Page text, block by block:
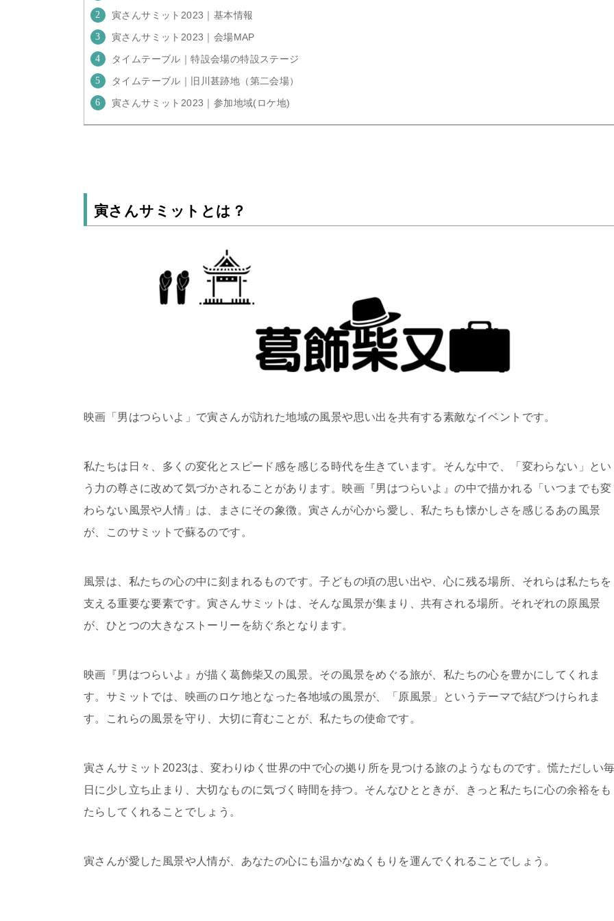
寅さんサミット2023｜基本情報
寅さんサミット2023｜会場MAP
タイムテーブル｜特設会場の特設ステージ
タイムテーブル｜旧川甚跡地（第二会場）
寅さんサミット2023｜参加地域(ロケ地)
寅さんサミットとは？
映画「男はつらいよ」で寅さんが訪れた地域の風景や思い出を共有する素敵なイベントです。
私たちは日々、多くの変化とスピード感を感じる時代を生きています。そんな中で、「変わらない」とい
う力の尊さに改めて気づかされることがあります。映画『男はつらいよ』の中で描かれる「いつまでも変
わらない風景や人情」は、まさにその象徴。寅さんが心から愛し、私たちも懐かしさを感じるあの風景
が、このサミットで蘇るのです。
風景は、私たちの心の中に刻まれるものです。子どもの頃の思い出や、心に残る場所、それらは私たちを
支える重要な要素です。寅さんサミットは、そんな風景が集まり、共有される場所。それぞれの原風景
が、ひとつの大きなストーリーを紡ぐ糸となります。
映画『男はつらいよ』が描く葛飾柴又の風景。その風景をめぐる旅が、私たちの心を豊かにしてくれま
す。サミットでは、映画のロケ地となった各地域の風景が、「原風景」というテーマで結びつけられま
す。これらの風景を守り、大切に育むことが、私たちの使命です。
寅さんサミット2023は、変わりゆく世界の中で心の拠り所を見つける旅のようなものです。慌ただしい毎
日に少し立ち止まり、大切なものに気づく時間を持つ。そんなひとときが、きっと私たちに心の余裕をも
たらしてくれることでしょう。
寅さんが愛した風景や人情が、あなたの心にも温かなぬくもりを運んでくれることでしょう。